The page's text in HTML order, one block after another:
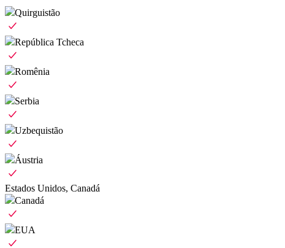
Quirguistão
República Tcheca
Romênia
Serbia
Uzbequistão
Áustria
Estados Unidos, Canadá
Canadá
EUA